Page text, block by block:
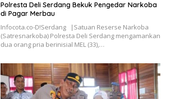
Polresta Deli Serdang Bekuk Pengedar Narkoba
di Pagar Merbau
Infocota.co-D!Serdang |Satuan Reserse Narkoba
(Satresnarkoba) Polresta Deli Serdang mengamankan
dua orang pria berinisial MEL (33),…